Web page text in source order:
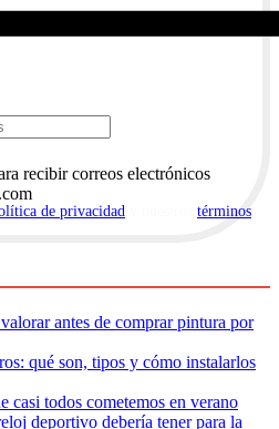
recibir correos electrónicos
de privacidad
términos
antes de comprar pintura por
qué son, tipos y cómo instalarlos
casi todos cometemos en verano
deportivo debería tener para la